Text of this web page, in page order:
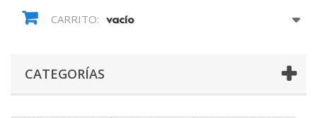
CARRITO: vacío
CATEGORÍAS